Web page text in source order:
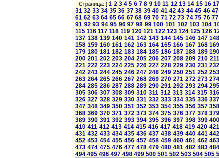
Страница: [1 2 3 4 5 6 7 8 9 10 11 12 13 14 15 16
31 32 33 34 35 36 37 38 39 40 41 42 43 44 45 46 47
61 62 63 64 65 66 67 68 69 70 71 72 73 74 75 76 77
91 92 93 94 95 96 97 98 99 100 101 102 103 104
115 116 117 118 119 120 121 122 123 124 125 126
137 138 139 140 141 142 143 144 145 146 147
158 159 160 161 162 163 164 165 166 167 168
179 180 181 182 183 184 185 186 187 188 189
200 201 202 203 204 205 206 207 208 209 210 211
221 222 223 224 225 226 227 228 229 230 231
242 243 244 245 246 247 248 249 250 251 252
263 264 265 266 267 268 269 270 271 272 273
284 285 286 287 288 289 290 291 292 293 294
305 306 307 308 309 310 311 312 313 314 315 316
326 327 328 329 330 331 332 333 334 335 336
347 348 349 350 351 352 353 354 355 356 357
368 369 370 371 372 373 374 375 376 377 378
389 390 391 392 393 394 395 396 397 398 399
410 411 412 413 414 415 416 417 418 419 420 421
431 432 433 434 435 436 437 438 439 440 441
452 453 454 455 456 457 458 459 460 461 462
473 474 475 476 477 478 479 480 481 482 483
494 495 496 497 498 499 500 501 502 503 504 505